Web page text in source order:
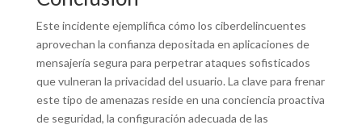
Este incidente ejemplifica cómo los ciberdelincuentes
aprovechan la confianza depositada en aplicaciones de
mensajería segura para perpetrar ataques sofisticados
que vulneran la privacidad del usuario. La clave para frenar
este tipo de amenazas reside en una conciencia proactiva
de seguridad, la configuración adecuada de las